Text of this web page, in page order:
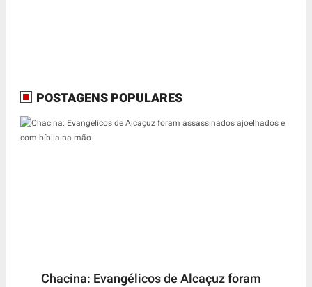
POSTAGENS POPULARES
Chacina: Evangélicos de Alcaçuz foram